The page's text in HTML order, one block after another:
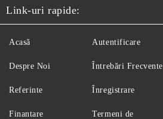
Link-uri rapide:
Acasă
Despre Noi
Referinte
Finantare
Autentificare
Întrebări Frecvente
Înregistrare
Termeni de